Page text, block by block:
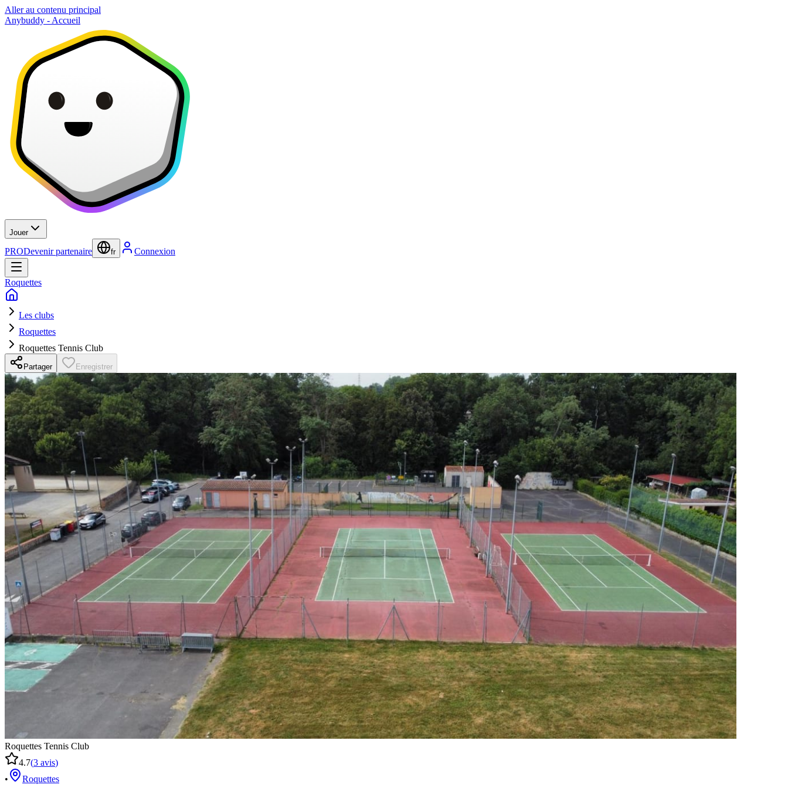
Aller au contenu principal
Anybuddy - Accueil
Jouer
PRODevenir partenaire fr Connexion
Roquettes
Les clubs
Roquettes
Roquettes Tennis Club
Partager Enregistrer
Roquettes Tennis Club
4.7(3 avis)
•
Roquettes